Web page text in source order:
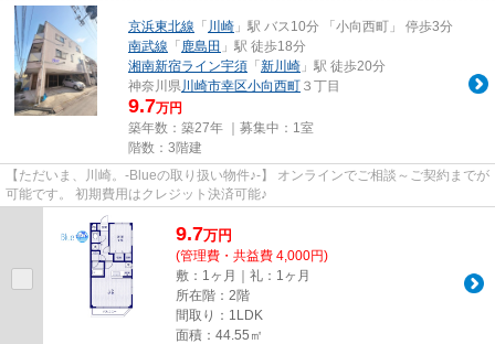
京浜東北線 「 川崎 」駅 バス10分 「小向西町」 停歩3分
南武線 「 鹿島田 」駅 徒歩18分
湘南新宿ライン宇須 「 新川崎 」駅 徒歩20分
神奈川県川崎市幸区小向西町 ３丁目
9.7万円
築年数：築27年 ｜募集中： 1室
階数：3階建
【ただいま、川崎。-Blueの取り扱い物件♪-】 オンラインでご相談～ご契約までが
可能です。 初期費用はクレジット決済可能♪
9.7万円
(管理費・共益費 4,000円)
敷：1ヶ月｜礼：1ヶ月
所在階：2階
間取り：1LDK
面積：44.55㎡